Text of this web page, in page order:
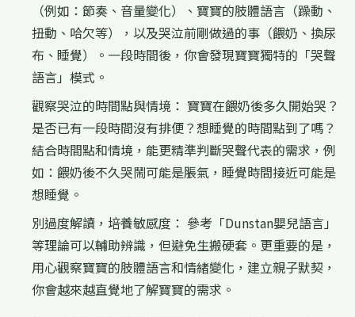
（例如：節奏、音量變化）、寶寶的肢體語言（躁動、
扭動、哈欠等），以及哭泣前剛做過的事（餵奶、換尿
布、睡覺）。一段時間後，你會發現寶寶獨特的「哭聲
語言」模式。
觀察哭泣的時間點與情境： 寶寶在餵奶後多久開始哭？
是否已有一段時間沒有排便？想睡覺的時間點到了嗎？
結合時間點和情境，能更精準判斷哭聲代表的需求，例
如：餵奶後不久哭鬧可能是脹氣，睡覺時間接近可能是
想睡覺。
別過度解讀，培養敏感度： 參考「Dunstan嬰兒語言」
等理論可以輔助辨識，但避免生搬硬套。更重要的是，
用心觀察寶寶的肢體語言和情緒變化，建立親子默契，
你會越來越直覺地了解寶寶的需求。